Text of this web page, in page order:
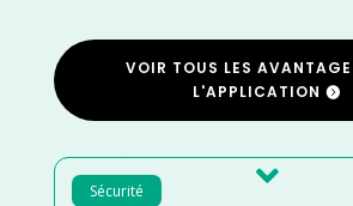
VOIR TOUS LES
L'APPLICATION
Sécurité 